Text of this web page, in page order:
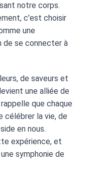
notre corps.
c'est choisir
une
de se connecter à
de saveurs et
une alliée de
que chaque
célébrer la vie, de
en nous.
expérience, et
symphonie de